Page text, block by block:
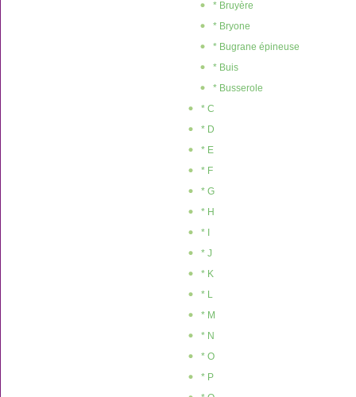
* Bruyère
* Bryone
* Bugrane épineuse
* Buis
* Busserole
* C
* D
* E
* F
* G
* H
* I
* J
* K
* L
* M
* N
* O
* P